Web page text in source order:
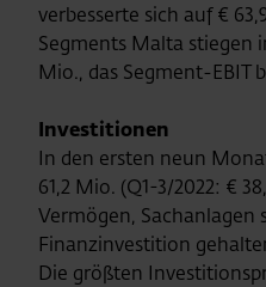
verbesserte sich auf €
Segments Malta stiegen
Mio., das Segment-EBIT
Investitionen
In den ersten neun
61,2 Mio. (Q1-3/2022: €
Vermögen, Sachanlagen
Finanzinvestition
Die größten